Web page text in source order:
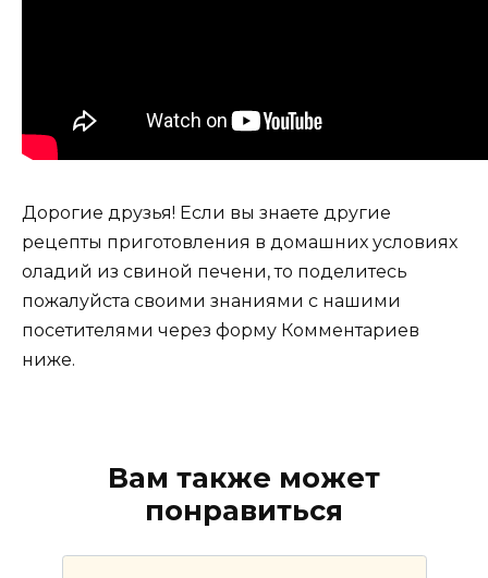
Дорогие друзья! Если вы знаете другие
рецепты приготовления в домашних условиях
оладий из свиной печени, то поделитесь
пожалуйста своими знаниями с нашими
посетителями через форму Комментариев
ниже.
Вам также может
понравиться